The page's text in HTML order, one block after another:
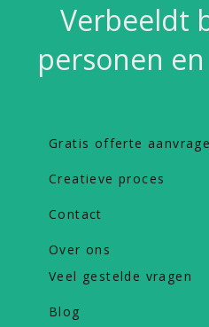
Verbeeldt
personen
Gratis offerte
Creatieve proces
Contact
Over ons
Veel gestelde vragen
Blog